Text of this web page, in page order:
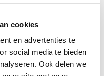
cookies
en advertenties te
social media te bieden
Ook delen we